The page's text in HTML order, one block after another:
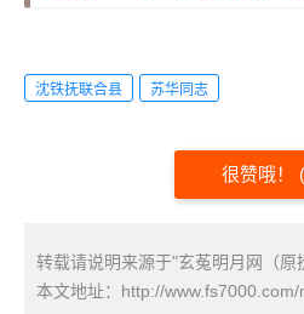
沈铁抚联合县 苏华同志
很赞哦！ (
转载请说明来源于"玄菟明月网（原
本文地址： http://